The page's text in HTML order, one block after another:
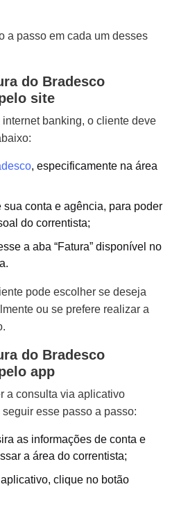
a passo em cada um desses
do Bradesco
site
banking, o cliente deve
, especificamente na área
sua conta e agência, para poder
do correntista;
a aba “Fatura” disponível no
pode escolher se deseja
ou se prefere realizar a
do Bradesco
app
a consulta via aplicativo
esse passo a passo:
as informações de conta e
a área do correntista;
clique no botão